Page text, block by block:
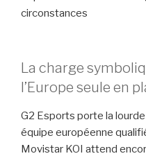
circonstances
La charge
l’Europe seule en
G2 Esports porte la
équipe européenne
Movistar KOI attend